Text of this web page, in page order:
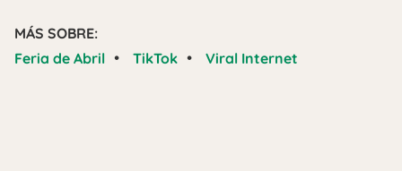
MÁS SOBRE:
Feria de Abril • TikTok • Viral Internet